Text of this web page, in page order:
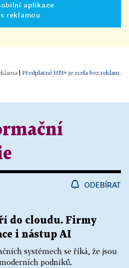
aplikace
reklamou
Předplatné HN+ je zcela bez reklam.
ODEBÍRAT
do cloudu. Firmy
i nástup AI
systémech se říká, že jsou
podniků.